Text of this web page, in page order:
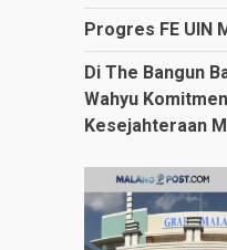
Progres FE UIN
Di The Bangun
Wahyu
Kesejahteraan